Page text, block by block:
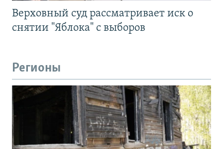
Верховный суд рассматривает иск о
снятии "Яблока" с выборов
Регионы